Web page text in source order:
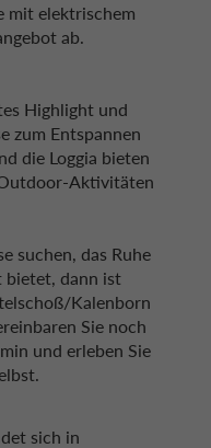
mit elektrischem
ab.
Highlight und
zum Entspannen
die Loggia bieten
Aktivitäten
suchen, das Ruhe
bietet, dann ist
Kalenborn
Sie noch
und erleben Sie
sich in